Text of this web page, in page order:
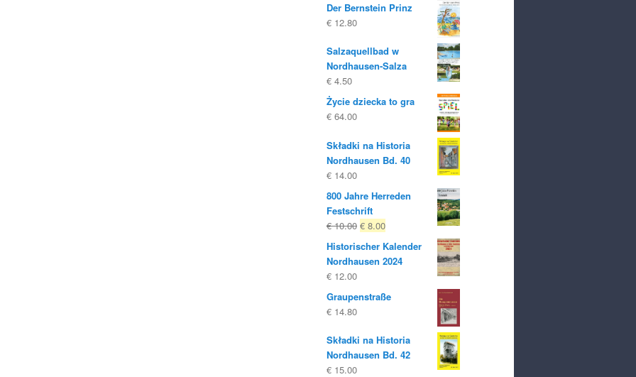
Der Bernstein Prinz
€ 12.80
Salzaquellbad w
Nordhausen-Salza
€ 4.50
Życie dziecka to gra
€ 64.00
Składki na Historia
Nordhausen Bd. 40
€ 14.00
800 Jahre Herreden
Festschrift
€10.00 Oryginalna
była:
€ 10.00
€ 8.00Obecna
to:
€ 8.00.
Historischer Kalender
Nordhausen 2024
€ 12.00
Graupenstraße
€ 14.80
Składki na Historia
Nordhausen Bd. 42
€ 15.00